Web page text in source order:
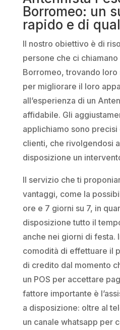
Borromeo: un
rapido e di
Il nostro obiettivo è di
persone che ci chiamano
Borromeo, trovando
per migliorare il loro
all’esperienza di un
affidabile. Gli
applichiamo sono precisi
clienti, che rivolgendosi
disposizione un
Il servizio che ti
vantaggi, come la
ore e 7 giorni su 7, in
disposizione tutto il
anche nei giorni di festa.
comodità di effettuare il
di credito dal momento
un POS per accettare
fattore importante è
a disposizione: oltre al
un canale whatsapp per